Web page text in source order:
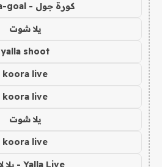
كورة جول - koora-goal
يلا شوت
yalla shoot
koora live
koora live
يلا شوت
koora live
Yalla Live - يلا لايف